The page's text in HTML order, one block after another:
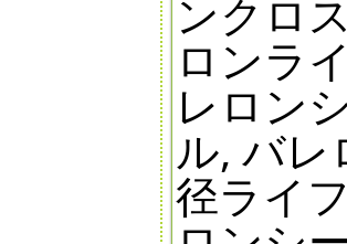
ンクロ
ロンラ
レロン
ル, バレ
径ライ